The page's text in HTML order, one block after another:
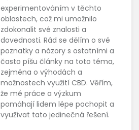
experimentováním v těchto
oblastech, což mi umožnilo
zdokonalit své znalosti a
dovednosti. Rád se dělím o své
poznatky a názory s ostatními a
často píšu články na toto téma,
zejména o výhodách a
možnostech využití CBD. Věřím,
že mé práce a výzkum
pomáhají lidem lépe pochopit a
využívat tato jedinečná řešení.